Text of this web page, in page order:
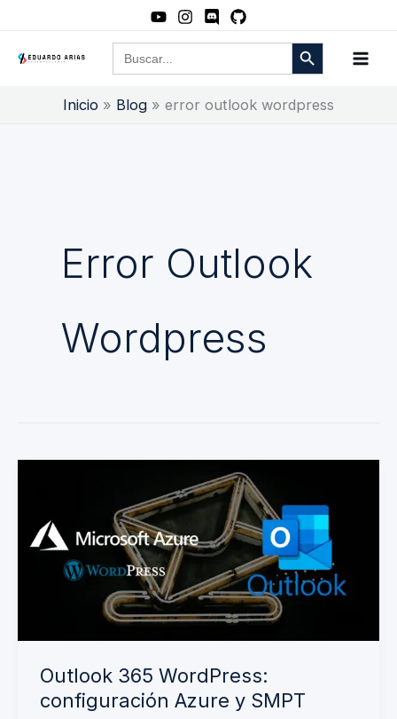
contenido
Buscar: Botón de búsqueda
Inicio Blog error outlook wordpress
Error Outlook
Wordpress
Outlook 365 WordPress:
configuración Azure y SMPT
WordPress:
configuración
Azure